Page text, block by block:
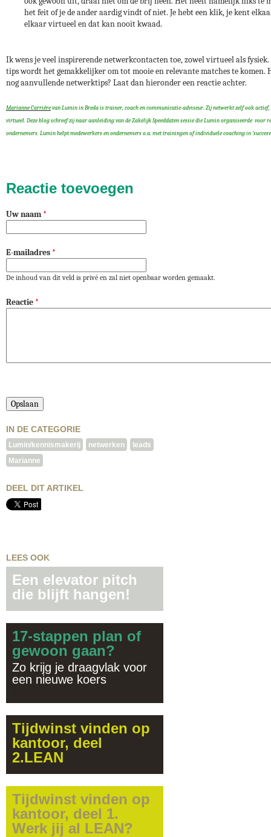
het feit of je de ander aardig vindt of niet. Je hebt een klik, je kent
elkaar virtueel en dat kan nooit kwaad.
Ik wens je veel inspirerende netwerkcontacten toe, zowel virtueel als fysiek.
tips wordt het gemakkelijker om tot mooie en relevante matches te komen.
nog aanvullende netwerktips? Laat dan hieronder een reactie achter.
Marianne Carrièrevan Lumin in Breda is trainer, coach en communicatie-adviseur. Zij netwerkt zelf ook
virtueel. Deze blog schreef zij naar aanleiding van de Zakelijk Speeddaten sessie die Lumin organiseerde voor
ondernemers. Lumin helpt medewerkers en ondernemers o.a. met trainingen of individuele coaching in
Reactie toevoegen
Uw naam*
E-mailadres *
De inhoud van dit veld is privé en zal niet openbaar worden gemaakt.
Reactie *
IN DE CATEGORIE
Lumin/kennismakerij netwerken
leads
Marianne
DEEL DIT ARTIKEL
LEES OOK
Een elevator pitch
die blijft hangen!
17-stappen plan of
gewoon gaan?
Zo krijg je draagvlak voor
een nieuwe koers
Tijdwinst vinden op
kantoor, deel
2.LEAN
Tijdwinst vinden op
kantoor, deel 1.
Werk jij al LEAN?